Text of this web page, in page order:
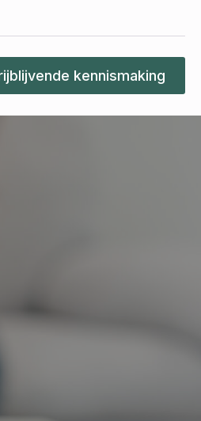
kennismaking